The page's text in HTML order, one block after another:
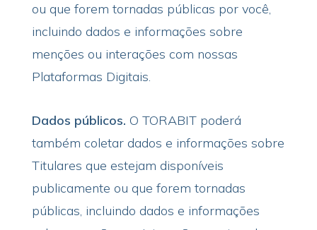
ou que forem tornadas públicas por você,
incluindo dados e informações sobre
menções ou interações com nossas
Plataformas Digitais.
Dados públicos. O TORABIT poderá
também coletar dados e informações sobre
Titulares que estejam disponíveis
publicamente ou que forem tornadas
públicas, incluindo dados e informações